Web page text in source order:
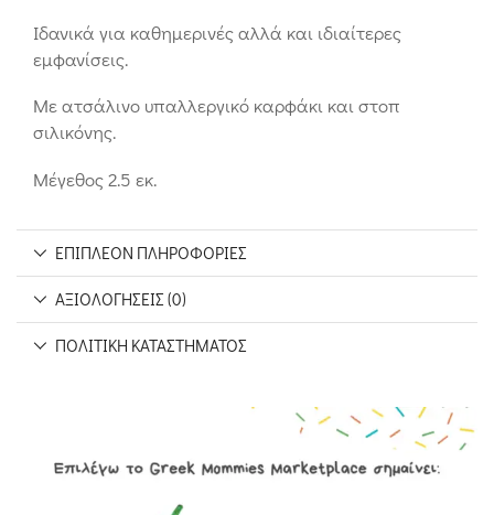
Ιδανικά για καθημερινές αλλά και ιδιαίτερες
εμφανίσεις.
Με ατσάλινο υπαλλεργικό καρφάκι και στοπ
σιλικόνης.
Μέγεθος 2.5 εκ.
ΕΠΙΠΛΈΟΝ ΠΛΗΡΟΦΟΡΊΕΣ
ΑΞΙΟΛΟΓΉΣΕΙΣ (0)
ΠΟΛΙΤΙΚΉ ΚΑΤΑΣΤΉΜΑΤΟΣ